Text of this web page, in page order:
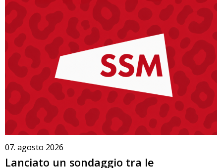
07. agosto 2026
Lanciato un sondaggio tra le